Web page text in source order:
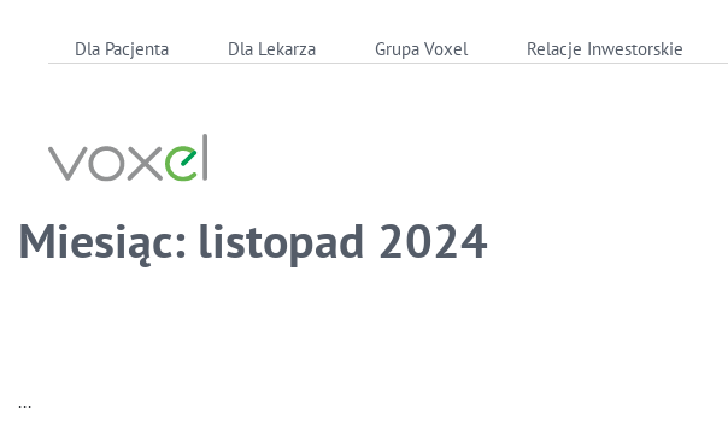
Dla Pacjenta Dla Lekarza Grupa Voxel Relacje Inwestorskie
Miesiąc: listopad 2024
...